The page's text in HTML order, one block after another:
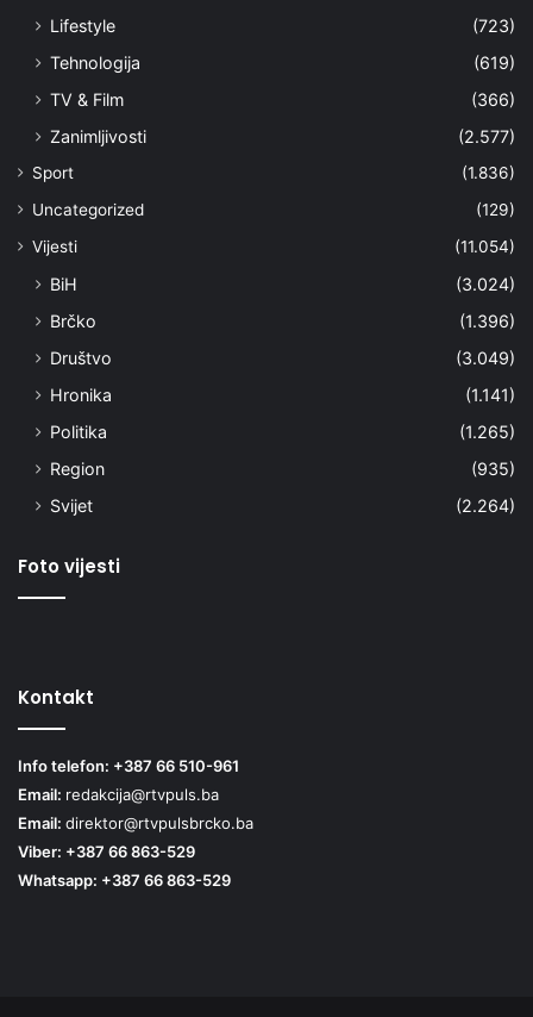
Lifestyle
(723)
Tehnologija
(619)
TV & Film
(366)
Zanimljivosti
(2.577)
Sport
(1.836)
Uncategorized
(129)
Vijesti
(11.054)
BiH
(3.024)
Brčko
(1.396)
Društvo
(3.049)
Hronika
(1.141)
Politika
(1.265)
Region
(935)
Svijet
(2.264)
Foto vijesti
Kontakt
Info telefon: +387 66 510-961
Email: redakcija@rtvpuls.ba
Email: direktor@rtvpulsbrcko.ba
Viber: +387 66 863-529
Whatsapp: +387 66 863-529